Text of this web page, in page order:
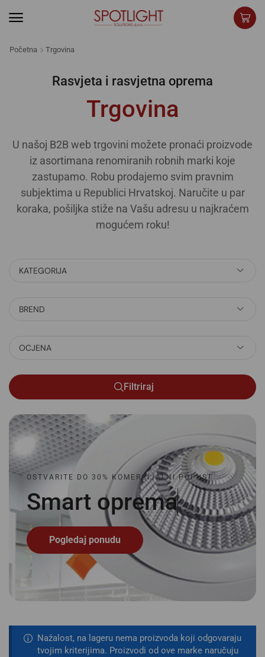
Početna Trgovina
Rasvjeta i rasvjetna oprema
Trgovina
U našoj B2B web trgovini možete pronaći proizvode
iz asortimana renomiranih robnih marki koje
zastupamo. Robu prodajemo svim pravnim
subjektima u Republici Hrvatskoj. Naručite u par
koraka, pošiljka stiže na Vašu adresu u najkraćem
mogućem roku!
KATEGORIJA
BREND
OCJENA
Filtriraj
OSTVARITE DO 30% KOMERCIJALNI POPUST
Smart oprema
Pogledaj ponudu
Nažalost, na lageru nema proizvoda koji odgovaraju
tvojim kriterijima. Proizvodi od ove marke naručuju